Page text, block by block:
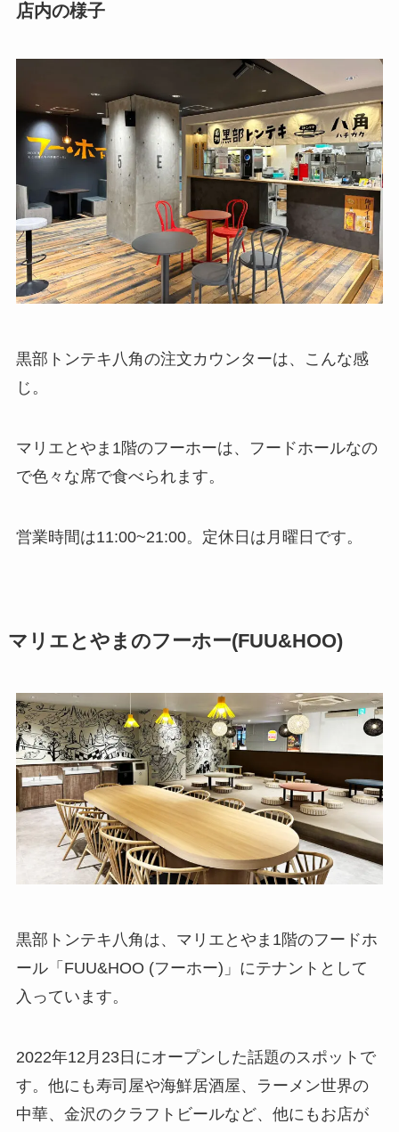
店内の様子
黒部トンテキ八角の注文カウンターは、こんな感
じ。
マリエとやま1階のフーホーは、フードホールなの
で色々な席で食べられます。
営業時間は11:00~21:00。定休日は月曜日です。
マリエとやまのフーホー(FUU&HOO)
黒部トンテキ八角は、マリエとやま1階のフードホ
ール「FUU&HOO (フーホー)」にテナントとして
入っています。
2022年12月23日にオープンした話題のスポットで
す。他にも寿司屋や海鮮居酒屋、ラーメン世界の
中華、金沢のクラフトビールなど、他にもお店が